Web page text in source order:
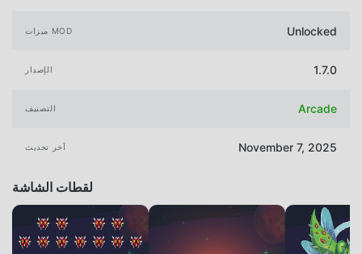
ميزات MOD Unlocked
الإصدار 1.7.0
التصنيف Arcade
آخر تحديث November 7, 2025
لقطات الشاشة